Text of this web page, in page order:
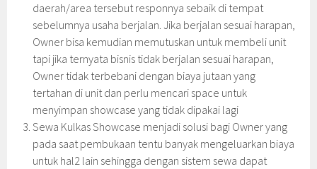
daerah/area tersebut responnya sebaik di tempat
sebelumnya usaha berjalan. Jika berjalan sesuai harapan,
Owner bisa kemudian memutuskan untuk membeli unit
tapi jika ternyata bisnis tidak berjalan sesuai harapan,
Owner tidak terbebani dengan biaya jutaan yang
tertahan di unit dan perlu mencari space untuk
menyimpan showcase yang tidak dipakai lagi
Sewa Kulkas Showcase menjadi solusi bagi Owner yang
pada saat pembukaan tentu banyak mengeluarkan biaya
untuk hal2 lain sehingga dengan sistem sewa dapat